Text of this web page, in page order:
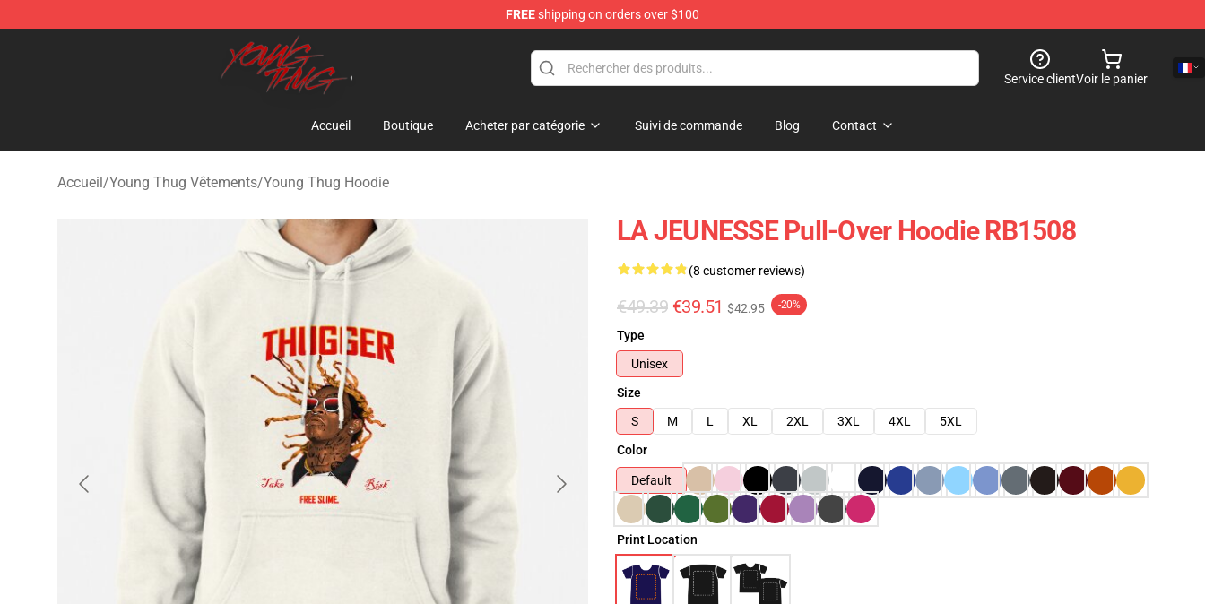
FREEshipping on orders over $100
Young Thug Shop - Official Young Thug Merchandise Store
Service clientVoir le panier
Accueil Boutique Acheter par catégorie Suivi de commande Blog Contact
Accueil/Young Thug Vêtements/Young Thug Hoodie
LA JEUNESSE Pull-Over Hoodie RB1508
(8 customer reviews)
€49.39 €39.51 $42.95 -20%
Type
Unisex
Size
S
M L XL 2XL 3XL 4XL
5XL
Color
Default
Print Location